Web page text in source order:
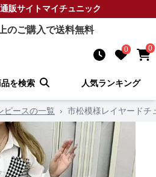
販サイトマイチュニック
のご購入で送料無料
0 0
を検索 人気ランキング
ピースの一覧 › 市松模様レイヤードチ